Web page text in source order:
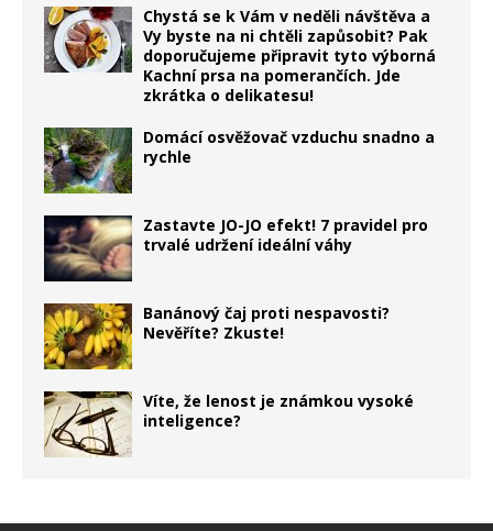
Chystá se k Vám v neděli návštěva a
Vy byste na ni chtěli zapůsobit? Pak
doporučujeme připravit tyto výborná
Kachní prsa na pomerančích. Jde
zkrátka o delikatesu!
Domácí osvěžovač vzduchu snadno a
rychle
Zastavte JO-JO efekt! 7 pravidel pro
trvalé udržení ideální váhy
Banánový čaj proti nespavosti?
Nevěříte? Zkuste!
Víte, že lenost je známkou vysoké
inteligence?